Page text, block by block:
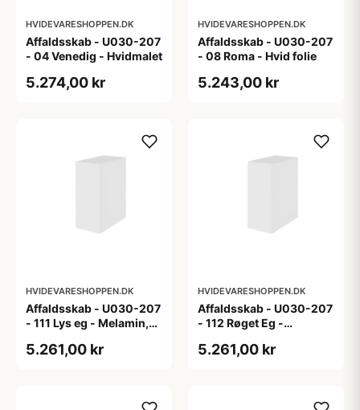
HVIDEVARESHOPPEN.DK
Affaldsskab - U030-207
- 04 Venedig - Hvidmalet
5.274,00 kr
HVIDEVARESHOPPEN.DK
Affaldsskab - U030-207
- 08 Roma - Hvid folie
5.243,00 kr
HVIDEVARESHOPPEN.DK
Affaldsskab - U030-207
- 111 Lys eg - Melamin,
5.261,00 kr
HVIDEVARESHOPPEN.DK
Affaldsskab - U030-207
- 112 Røget Eg -
5.261,00 kr